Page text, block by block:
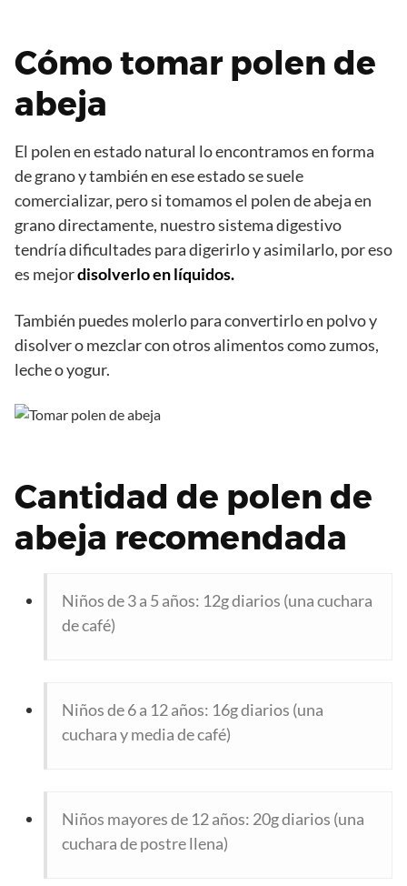
Cómo tomar polen de
abeja
El polen en estado natural lo encontramos en forma
de grano y también en ese estado se suele
comercializar, pero si tomamos el polen de abeja en
grano directamente, nuestro sistema digestivo
tendría dificultades para digerirlo y asimilarlo, por eso
es mejordisolverlo en líquidos.
También puedes molerlo para convertirlo en polvo y
disolver o mezclar con otros alimentos como zumos,
leche o yogur.
Cantidad de polen de
abeja recomendada
Niños de 3 a 5 años: 12g diarios (una cuchara
de café)
Niños de 6 a 12 años: 16g diarios (una
cuchara y media de café)
Niños mayores de 12 años: 20g diarios (una
cuchara de postre llena)